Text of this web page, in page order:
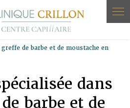
de barbe et de moustache en
dans
barbe et de